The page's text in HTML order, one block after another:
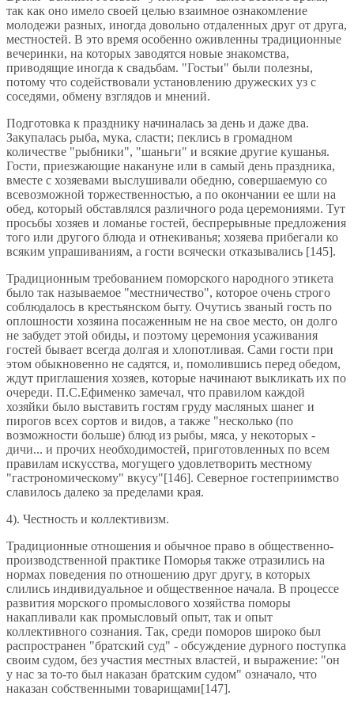
так как оно имело своей целью взаимное ознакомление
молодежи разных, иногда довольно отдаленных друг от друга,
местностей. В это время особенно оживленны традиционные
вечеринки, на которых заводятся новые знакомства,
приводящие иногда к свадьбам. "Гостьи" были полезны,
потому что содействовали установлению дружеских уз с
соседями, обмену взглядов и мнений.
Подготовка к празднику начиналась за день и даже два.
Закупалась рыба, мука, сласти; пеклись в громадном
количестве "рыбники", "шаньги" и всякие другие кушанья.
Гости, приезжающие накануне или в самый день праздника,
вместе с хозяевами выслушивали обедню, совершаемую со
всевозможной торжественностью, а по окончании ее шли на
обед, который обставлялся различного рода церемониями. Тут
просьбы хозяев и ломанье гостей, беспрерывные предложения
того или другого блюда и отнекиванья; хозяева прибегали ко
всяким упрашиваниям, а гости всячески отказывались [145].
Традиционным требованием поморского народного этикета
было так называемое "местничество", которое очень строго
соблюдалось в крестьянском быту. Очутись званый гость по
оплошности хозяина посаженным не на свое место, он долго
не забудет этой обиды, и поэтому церемония усаживания
гостей бывает всегда долгая и хлопотливая. Сами гости при
этом обыкновенно не садятся, и, помолившись перед обедом,
ждут приглашения хозяев, которые начинают выкликать их по
очереди. П.С.Ефименко замечал, что правилом каждой
хозяйки было выставить гостям груду масляных шанег и
пирогов всех сортов и видов, а также "несколько (по
возможности больше) блюд из рыбы, мяса, у некоторых -
дичи... и прочих необходимостей, приготовленных по всем
правилам искусства, могущего удовлетворить местному
"гастрономическому" вкусу"[146]. Северное гостеприимство
славилось далеко за пределами края.
4). Честность и коллективизм.
Традиционные отношения и обычное право в общественно-
производственной практике Поморья также отразились на
нормах поведения по отношению друг другу, в которых
слились индивидуальное и общественное начала. В процессе
развития морского промыслового хозяйства поморы
накапливали как промысловый опыт, так и опыт
коллективного сознания. Так, среди поморов широко был
распространен "братский суд" - обсуждение дурного поступка
своим судом, без участия местных властей, и выражение: "он
у нас за то-то был наказан братским судом" означало, что
наказан собственными товарищами[147].